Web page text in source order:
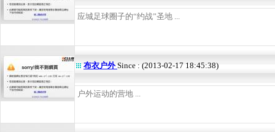
应城足球圈子的“约战”圣地 ...
布衣户外Since : (2013-02-17 18:45:38)
户外运动的营地 ...